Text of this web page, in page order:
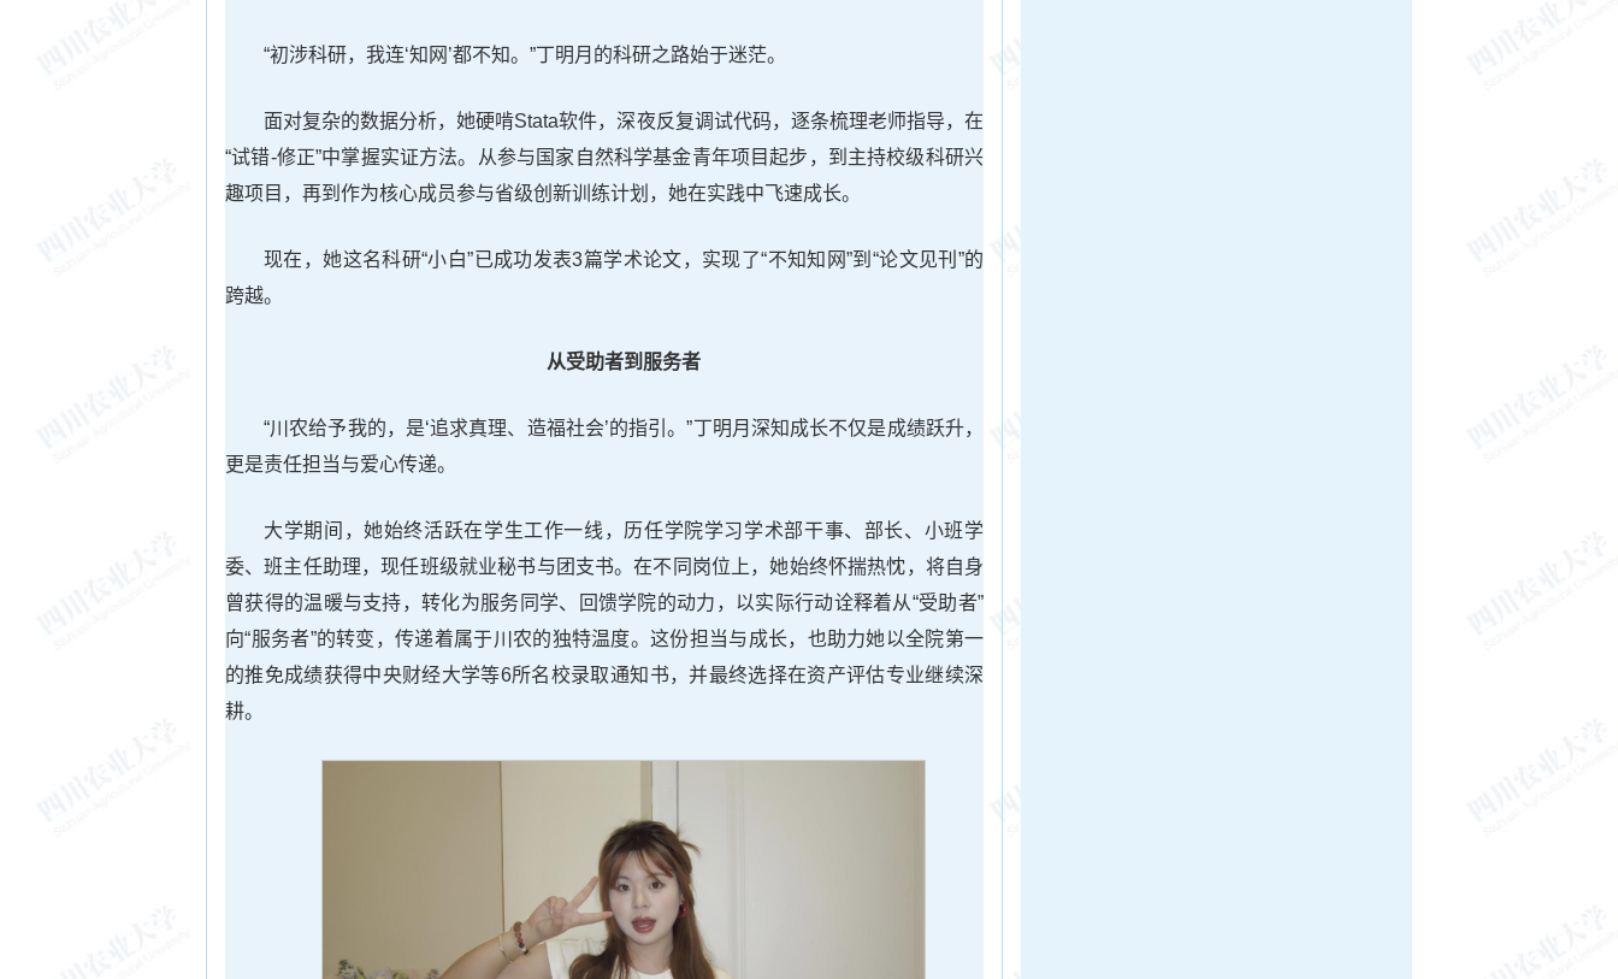
“初涉科研，我连‘知网’都不知。”丁明月的科研之路始于迷茫。
面对复杂的数据分析，她硬啃Stata软件，深夜反复调试代码，逐条梳理老师指导，在
“试错-修正”中掌握实证方法。从参与国家自然科学基金青年项目起步，到主持校级科研兴
趣项目，再到作为核心成员参与省级创新训练计划，她在实践中飞速成长。
现在，她这名科研“小白”已成功发表3篇学术论文，实现了“不知知网”到“论文见刊”的
跨越。
从受助者到服务者
“川农给予我的，是‘追求真理、造福社会’的指引。”丁明月深知成长不仅是成绩跃升，
更是责任担当与爱心传递。
大学期间，她始终活跃在学生工作一线，历任学院学习学术部干事、部长、小班学
委、班主任助理，现任班级就业秘书与团支书。在不同岗位上，她始终怀揣热忱，将自身
曾获得的温暖与支持，转化为服务同学、回馈学院的动力，以实际行动诠释着从“受助者”
向“服务者”的转变，传递着属于川农的独特温度。这份担当与成长，也助力她以全院第一
的推免成绩获得中央财经大学等6所名校录取通知书，并最终选择在资产评估专业继续深
耕。